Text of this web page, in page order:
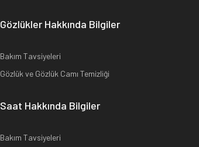
Gözlükler Hakkında Bilgiler
Bakım Tavsiyeleri
Gözlük ve Gözlük Camı Temizliği
Saat Hakkında Bilgiler
Bakım Tavsiyeleri